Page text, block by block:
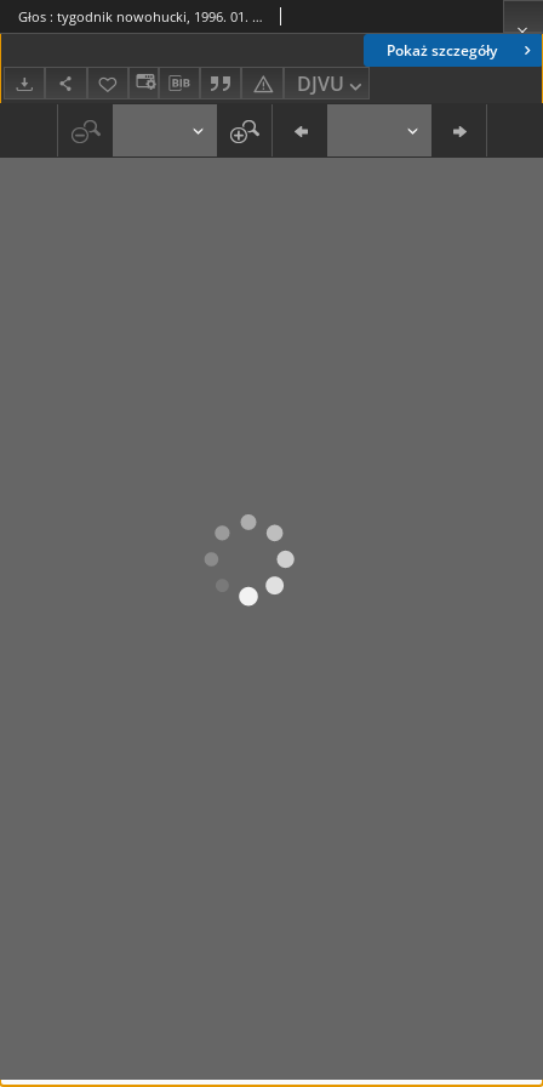
Pokaż szczegóły
DJVU
Głos : tygodnik nowohucki, 1996. 01. 05, nr 1